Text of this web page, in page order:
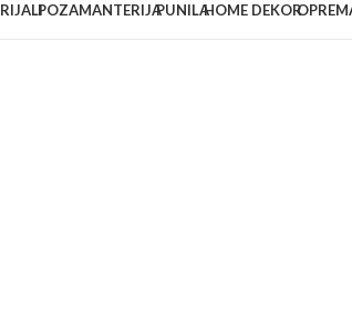
POZAMANTERIJAPUNILAHOME DEKOR